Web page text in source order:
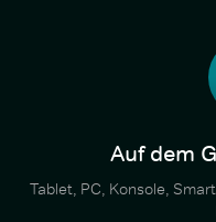
Auf dem
Tablet, PC, Konsole,